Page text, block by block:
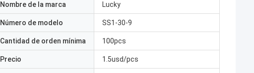
Nombre de la marca Lucky
Número de modelo SS1-30-9
Cantidad de orden mínima 100pcs
Precio 1.5usd/pcs